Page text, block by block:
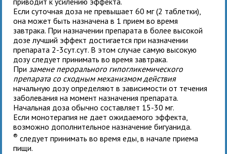
Если суточная дозане превышает 60 мг (2 таблетки),
она может быть назначена в 1 прием во время
завтрака. При назначении препарата в более высокой
дозе лучший эффект достигается при назначении
препарата 2-3сут.сут. В этом случае самую высокую
дозу следует принимать во время завтрака.
При замене перорального гипогликемического
препарата со сходным механизмом действия
начальную дозу определяют в зависимости от течения
заболевания на момент назначения препарата.
Начальная доза обычно составляет 15-30 мг.
Если монотерапия не дает ожидаемого эффекта,
возможно дополнительное назначение бигуанида.
® следует принимать во время еды, в начале приема
пищи.